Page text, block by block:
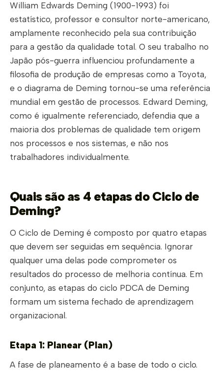
William Edwards Deming (1900-1993) foi
estatístico, professor e consultor norte-americano,
amplamente reconhecido pela sua contribuição
para a gestão da qualidade total. O seu trabalho no
Japão pós-guerra influenciou profundamente a
filosofia de produção de empresas como a Toyota,
e o diagrama de Deming tornou-se uma referência
mundial em gestão de processos. Edward Deming,
como é igualmente referenciado, defendia que a
maioria dos problemas de qualidade tem origem
nos processos e nos sistemas, e não nos
trabalhadores individualmente.
Quais são as 4 etapas do Ciclo de
Deming?
O Ciclo de Deming é composto por quatro etapas
que devem ser seguidas em sequência. Ignorar
qualquer uma delas pode comprometer os
resultados do processo de melhoria contínua. Em
conjunto, as etapas do ciclo PDCA de Deming
formam um sistema fechado de aprendizagem
organizacional.
Etapa 1: Planear (Plan)
A fase de planeamento é a base de todo o ciclo.